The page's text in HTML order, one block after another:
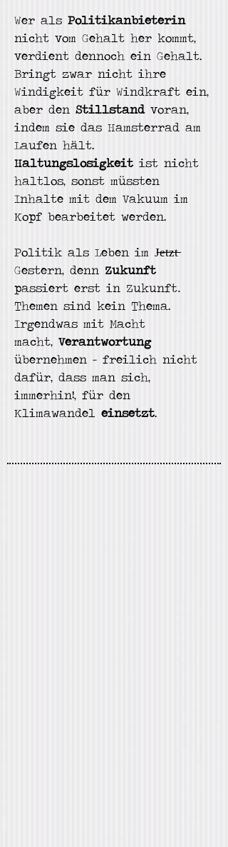
Wer als Politikanbieterin
nicht vom Gehalt her kommt,
verdient dennoch ein Gehalt.
Bringt zwar nicht ihre
Windigkeit für Windkraft ein,
aber den Stillstandvoran,
indem sie das Hamsterrad am
Laufen hält.
Haltungslosigkeitist nicht
haltlos, sonst müssten
Inhalte mit dem Vakuum im
Kopf bearbeitet werden.
Politik als Leben im J̶e̶t̶z̶t̶
Gestern, denn Zukunft
passiert erst in Zukunft.
Themen sind kein Thema.
Irgendwas mit Macht
macht, Verantwortung
übernehmen - freilich nicht
dafür, dass man sich,
immerhin!, für den
Klimawandel einsetzt.